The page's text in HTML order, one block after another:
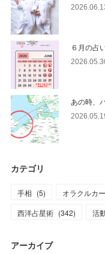
６月の占
あの時、
カテゴリ
手相 (5) オラクルカ
西洋占星術 (342) 活
アーカイブ